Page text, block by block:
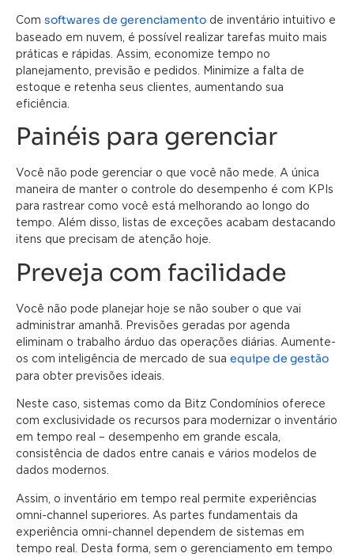
Com softwares de gerenciamento de inventário intuitivo e
baseado em nuvem, é possível realizar tarefas muito mais
práticas e rápidas. Assim, economize tempo no
planejamento, previsão e pedidos. Minimize a falta de
estoque e retenha seus clientes, aumentando sua
eficiência.
Painéis para gerenciar
Você não pode gerenciar o que você não mede. A única
maneira de manter o controle do desempenho é com KPIs
para rastrear como você está melhorando ao longo do
tempo. Além disso, listas de exceções acabam destacando
itens que precisam de atenção hoje.
Preveja com facilidade
Você não pode planejar hoje se não souber o que vai
administrar amanhã. Previsões geradas por agenda
eliminam o trabalho árduo das operações diárias. Aumente-
os com inteligência de mercado de sua equipe de gestão
para obter previsões ideais.
Neste caso, sistemas como da Bitz Condomínios oferece
com exclusividade os recursos para modernizar o inventário
em tempo real – desempenho em grande escala,
consistência de dados entre canais e vários modelos de
dados modernos.
Assim, o inventário em tempo real permite experiências
omni-channel superiores. As partes fundamentais da
experiência omni-channel dependem de sistemas em
tempo real. Desta forma, sem o gerenciamento em tempo